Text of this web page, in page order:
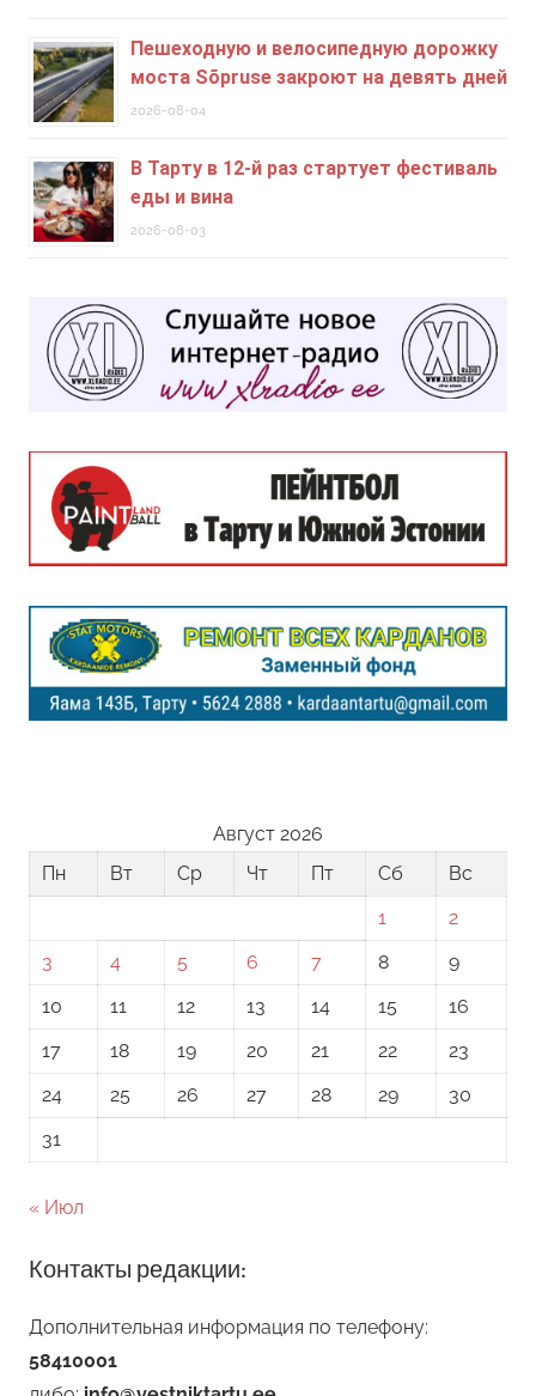
Пешеходную и велосипедную дорожку
моста Sõpruse закроют на девять дней
2026-08-04
В Тарту в 12-й раз стартует фестиваль
еды и вина
2026-08-03
Август 2026
Пн
Вт Ср Чт Пт Сб
Вс
1
2
3
4 5 6 7 8
9
10
11 12 13 14 15
16
17
18 19 20 21 22
23
24
25 26 27 28 29
30
31
« Июл
Контакты редакции:
Дополнительная информация по телефону:
58410001